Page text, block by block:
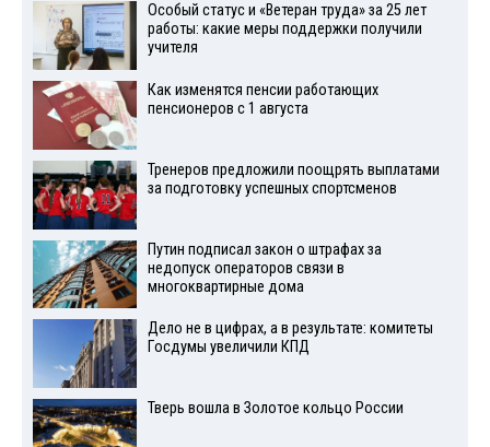
Особый статус и «Ветеран труда» за 25 лет
работы: какие меры поддержки получили
учителя
Как изменятся пенсии работающих
пенсионеров с 1 августа
Тренеров предложили поощрять выплатами
за подготовку успешных спортсменов
Путин подписал закон о штрафах за
недопуск операторов связи в
многоквартирные дома
Дело не в цифрах, а в результате: комитеты
Госдумы увеличили КПД
Тверь вошла в Золотое кольцо России